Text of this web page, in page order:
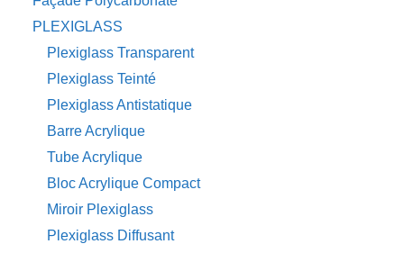
PLEXIGLASS
Plexiglass Transparent
Plexiglass Teinté
Plexiglass Antistatique
Barre Acrylique
Tube Acrylique
Bloc Acrylique Compact
Miroir Plexiglass
Plexiglass Diffusant